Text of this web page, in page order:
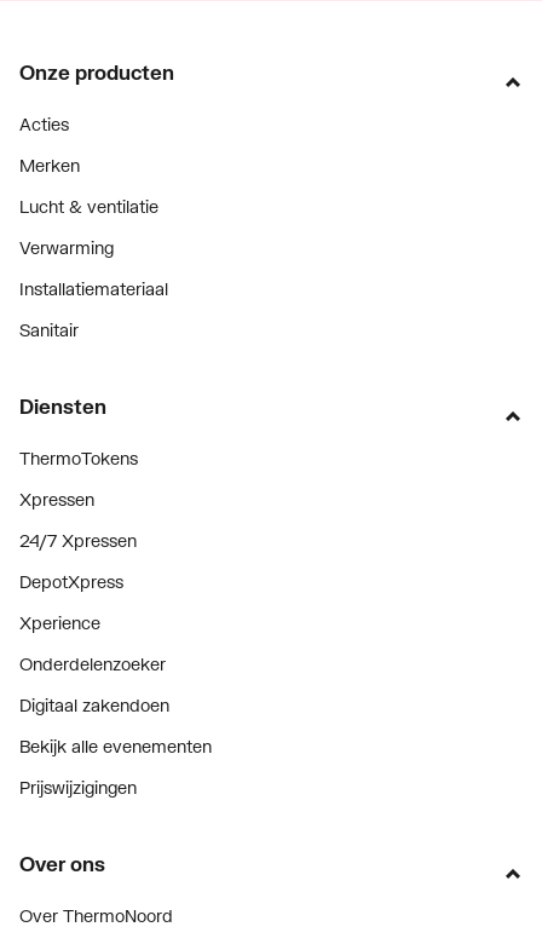
Onze producten
Acties
Merken
Lucht & ventilatie
Verwarming
Installatiemateriaal
Sanitair
Diensten
ThermoTokens
Xpressen
24/7 Xpressen
DepotXpress
Xperience
Onderdelenzoeker
Digitaal zakendoen
Bekijk alle evenementen
Prijswijzigingen
Over ons
Over ThermoNoord